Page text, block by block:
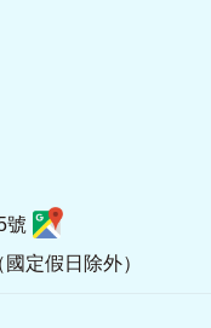
號
定假日除外）